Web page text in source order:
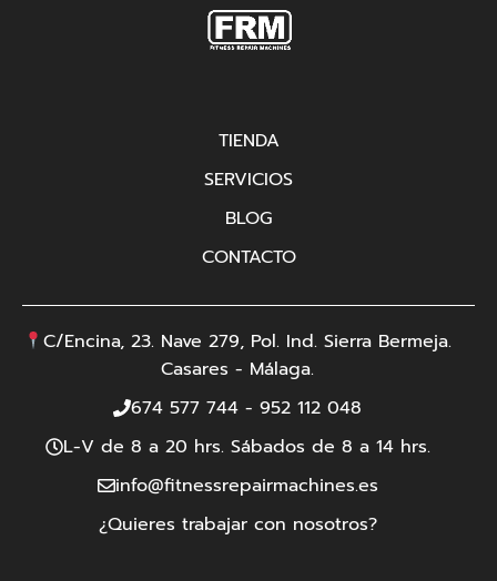
TIENDA
SERVICIOS
BLOG
CONTACTO
C/Encina, 23. Nave 279, Pol. Ind. Sierra Bermeja.
Casares - Málaga.
674 577 744 - 952 112 048
L-V de 8 a 20 hrs. Sábados de 8 a 14 hrs.
info@fitnessrepairmachines.es
¿Quieres trabajar con nosotros?